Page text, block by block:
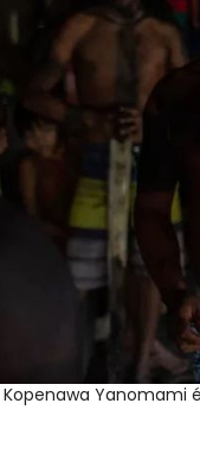
Kopenawa Yanomami